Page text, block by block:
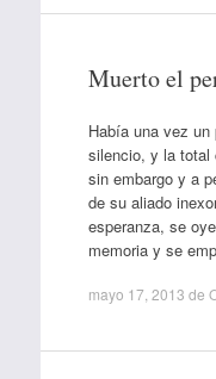
Muerto el
Había una vez
silencio, y la
sin embargo y a
de su aliado
esperanza, se
memoria y se
mayo 17, 2013 de